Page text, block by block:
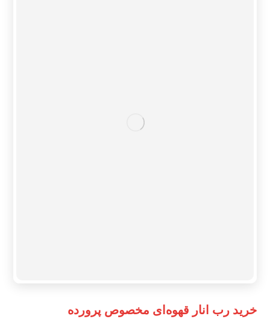
خرید رب انار قهوه‌ای مخصوص پرورده